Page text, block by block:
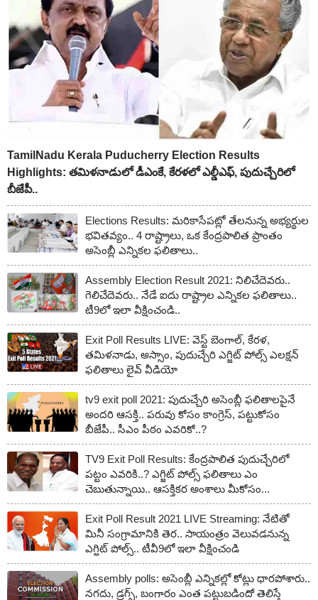
TamilNadu Kerala Puducherry Election Results
Highlights: త‌మిళ‌నాడులో డీఎంకే, కేరళ‌లో ఎల్డీఎఫ్‌, పుదుచ్చేరిలో
బీజేపీ..
Elections Results: మరికాసేపట్లో తేలనున్న అభ్యర్థుల
భవితవ్యం.. 4 రాష్ట్రాలు, ఒక కేంద్రపాలిత ప్రాంతం
అసెంబ్లీ ఎన్నికల ఫలితాలు..
Assembly Election Result 2021: నిలిచేదెవరు..
గెలిచేదెవరు.. నేడే ఐదు రాష్ట్రాల ఎన్నికల ఫలితాలు..
టీ9లో ఇలా వీక్షించండి..
Exit Poll Results LIVE: వెస్ట్ బెంగాల్, కేరళ,
తమిళనాడు, అస్సాం, పుదుచ్చేరి ఎగ్జిట్ పోల్స్ ఎలక్షన్
ఫలితాలు లైవ్ వీడియో
tv9 exit poll 2021: పుదుచ్చేరి అసెంబ్లీ ఫలితాలపైనే
అందరి ఆసక్తి.. పరువు కోసం కాంగ్రెస్, పట్టుకోసం
బీజేపీ.. సీఎం పీఠం ఎవరికో..?
TV9 Exit Poll Results: కేంద్రపాలిత పుదుచ్చేరిలో
పట్టం ఎవరికి..? ఎగ్జిట్ పోల్స్‌ ఫలితాలు ఎం
చెబుతున్నాయి.. ఆసక్తికర అంశాలు మీకోసం...
Exit Poll Result 2021 LIVE Streaming: నేటితో
మినీ సంగ్రామానికి తెర.. సాయంత్రం వెలువడనున్న
ఎగ్జిట్ పోల్స్.. టీవీ9లో ఇలా వీక్షించండి
Assembly polls: అసెంబ్లీ ఎన్నికల్లో కోట్లు ధారపోశారు..
నగదు, డ్రగ్స్, బంగారం ఎంత పట్టుబడిందో తెలిస్తే